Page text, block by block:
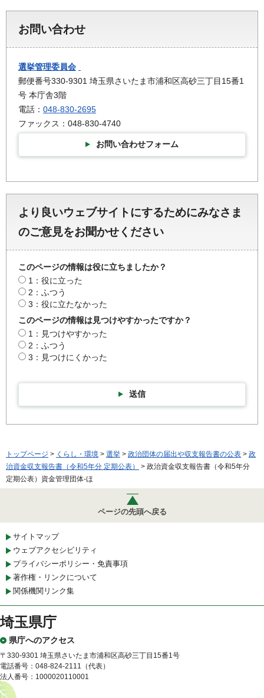
お問い合わせ
選挙管理委員会
郵便番号330-9301 埼玉県さいたま市浦和区高砂三丁目15番1
号 本庁舎3階
電話： 048-830-2695
ファックス：048-830-4740
お問い合わせフォーム
より良いウェブサイトにするためにみなさま
のご意見をお聞かせください
このページの情報は役に立ちましたか？
1：役に立った
2：ふつう
3：役に立たなかった
このページの情報は見つけやすかったですか？
1：見つけやすかった
2：ふつう
3：見つけにくかった
送信
トップページ > くらし・環境 > 選挙 > 政治団体の届出や収支報告書の公表 > 政
治資金収支報告書（令和5年分 定期公表）
> 政治資金収支報告書（令和5年分
定期公表）資金管理団体-ほ
ページの先頭へ戻る
サイトマップ
ウェブアクセシビリティ
プライバシーポリシー・免責事項
著作権・リンクについて
関係機関リンク集
埼玉県庁
県庁へのアクセス
〒330-9301 埼玉県さいたま市浦和区高砂三丁目15番1号
電話番号：048-824-2111（代表）
法人番号：1000020110001